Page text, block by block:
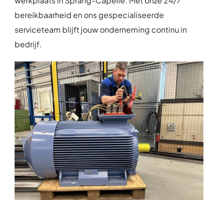
bereikbaarheid en ons gespecialiseerde
serviceteam blijft jouw onderneming continu in
bedrijf.